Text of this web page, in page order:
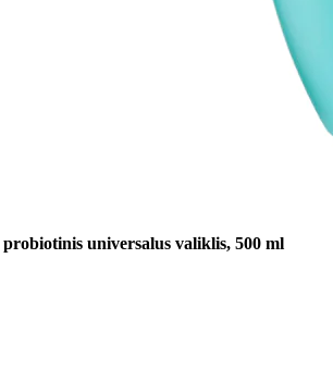
universalus valiklis, 500 ml